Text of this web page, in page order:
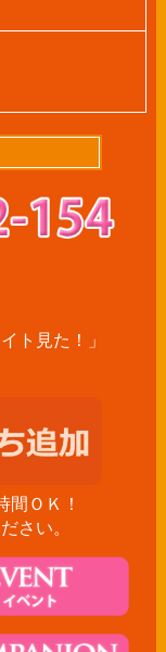
ト見た！」
ＯＫ！
さい。